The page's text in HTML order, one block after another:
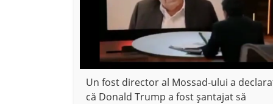
Un fost director al Mossad-ului a
că Donald Trump a fost șantajat să